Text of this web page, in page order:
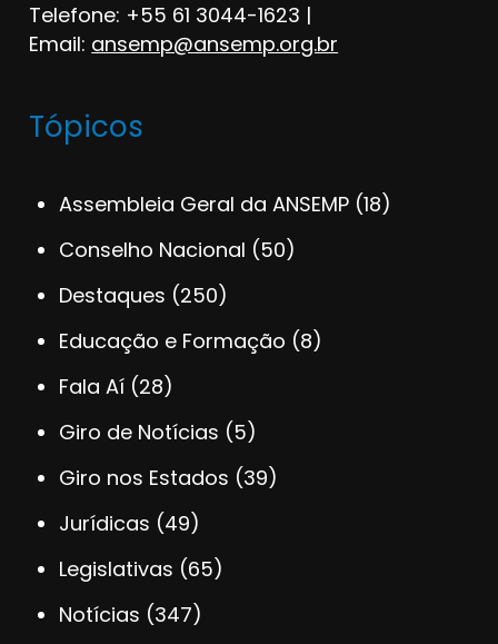
Telefone: +55 61 3044-1623 |
Email: ansemp@ansemp.org.br
Tópicos
Assembleia Geral da ANSEMP (18)
Conselho Nacional (50)
Destaques (250)
Educação e Formação (8)
Fala Aí (28)
Giro de Notícias (5)
Giro nos Estados (39)
Jurídicas (49)
Legislativas (65)
Notícias (347)